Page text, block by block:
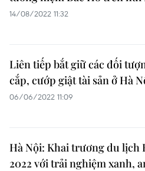
14/08/2022 11:32
Liên tiếp bắt giữ các đối
cắp, cướp giật tài sản ở Hà
06/06/2022 11:09
Hà Nội: Khai trương du lịch
2022 với trải nghiệm xanh,